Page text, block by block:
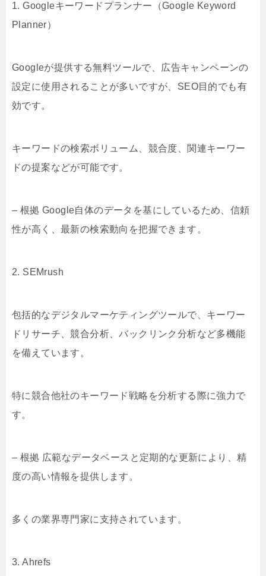
1. Googleキーワードプランナー（Google Keyword
Planner）
Googleが提供する無料ツールで、広告キャンペーンの
設定に使用されることが多いですが、SEO目的でも有
効です。
キーワードの検索ボリューム、競合度、関連キーワー
ドの提案などが可能です。
– 根拠 Google自体のデータを基にしているため、信頼
性が高く、最新の検索動向を把握できます。
2. SEMrush
包括的なデジタルマーケティングツールで、キーワー
ドリサーチ、競合分析、バックリンク分析など多機能
を備えています。
特に競合他社のキーワード戦略を分析する際に強力で
す。
– 根拠 広範なデータベースと定期的な更新により、精
度の高い情報を提供します。
多くの業界専門家に支持されています。
3. Ahrefs